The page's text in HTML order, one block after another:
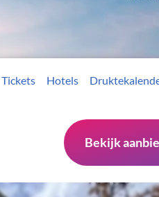
Tickets Hotels
Bekijk